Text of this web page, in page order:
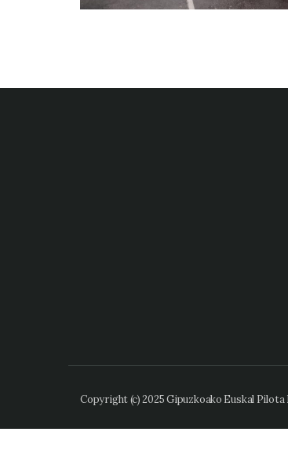
Copyright (c) 2025 Gipuzkoako Euskal